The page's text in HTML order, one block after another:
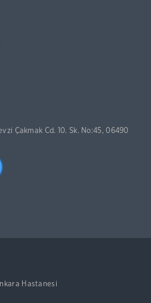
Çakmak Cd. 10. Sk. No:45, 06490
Hastanesi